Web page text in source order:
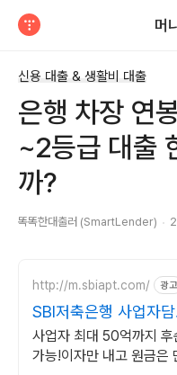
머
신용 대출 & 생활비 대출
은행 차장 연
~2등급 대출
까?
똑똑한대출러 (SmartLender)
http://m.sbiapt.com/ 광고
SBI저축은행 사업자
한없는 사업자대출!
사업자 최대 50억까지 후
가능!이자만 내고 원금은